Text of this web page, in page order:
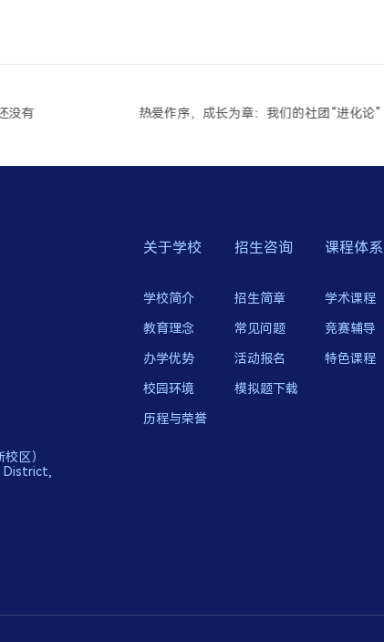
没有 热爱作序，成长为章：我们的社团“进化论”
区）
District,
关于学校
学校简介
教育理念
办学优势
校园环境
历程与荣誉
招生咨询
招生简章
常见问题
活动报名
模拟题下载
课程体系
学术课程
竞赛辅导
特色课程